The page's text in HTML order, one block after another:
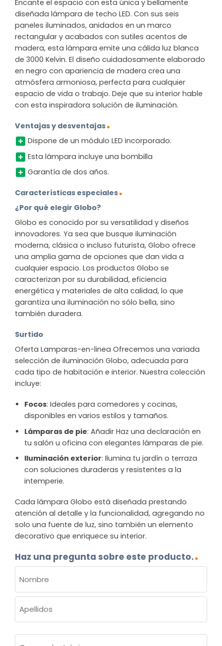
Encante el espacio con esta única y bellamente
diseñada lámpara de techo LED. Con sus seis
paneles iluminados, anidados en un marco
rectangular y acabados con sutiles acentos de
madera, esta lámpara emite una cálida luz blanca
de 3000 Kelvin. El diseño cuidadosamente elaborado
en negro con apariencia de madera crea una
atmósfera armoniosa, perfecta para cualquier
espacio de vida o trabajo. Deje que su interior hable
con esta inspiradora solución de iluminación.
Ventajas y desventajas
Dispone de un módulo LED incorporado.
Esta lámpara incluye una bombilla
Garantía de dos años.
Características especiales
¿Por qué elegir Globo?
Globo es conocido por su versatilidad y diseños
innovadores. Ya sea que busque iluminación
moderna, clásica o incluso futurista, Globo ofrece
una amplia gama de opciones que dan vida a
cualquier espacio. Los productos Globo se
caracterizan por su durabilidad, eficiencia
energética y materiales de alta calidad, lo que
garantiza una iluminación no sólo bella, sino
también duradera.
Surtido
Oferta Lamparas-en-linea Ofrecemos una variada
selección de iluminación Globo, adecuada para
cada tipo de habitación e interior. Nuestra colección
incluye:
Focos: Ideales para comedores y cocinas,
disponibles en varios estilos y tamaños.
Lámparas de pie: Añadir Haz una declaración en
tu salón u oficina con elegantes lámparas de pie.
Iluminación exterior: Ilumina tu jardín o terraza
con soluciones duraderas y resistentes a la
intemperie.
Cada lámpara Globo está diseñada prestando
atención al detalle y la funcionalidad, agregando no
solo una fuente de luz, sino también un elemento
decorativo que enriquece su interior.
Haz una pregunta sobre este producto.
(OBLIGATORIO)
Nombre